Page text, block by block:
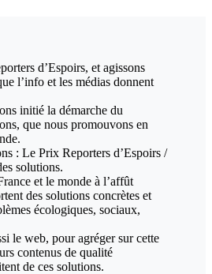
d’Espoirs, et agissons
l’info et les médias donnent
initié la démarche du
que nous promouvons en
: Le Prix Reporters d’Espoirs /
solutions.
et le monde à l’affût
des solutions concrètes et
écologiques, sociaux,
le web, pour agréger sur cette
contenus de qualité
de ces solutions.